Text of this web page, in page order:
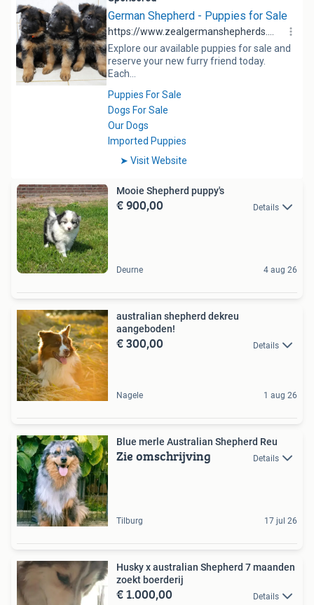
Mooie Shepherd puppy's
€ 900,00 Details
Deurne 4 aug 26
australian shepherd dekreu
aangeboden!
€ 300,00 Details
Nagele 1 aug 26
Blue merle Australian Shepherd Reu
Zie omschrijving Details
Tilburg 17 jul 26
Husky x australian Shepherd 7 maanden
zoekt boerderij
€ 1.000,00 Details